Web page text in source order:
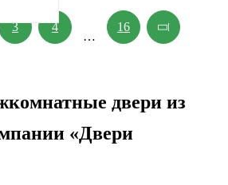
3 4
…
16
двери из
«Двери